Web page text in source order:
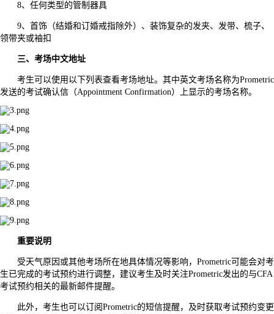
8、任何类型的管制器具
9、首饰（结婚和订婚戒指除外）、装饰复杂的发夹、发带、梳子、
领带夹或袖扣
三、考场中文地址
考生可以使用以下列表查看考场地址。其中英文考场名称为Prometric
发送的考试确认信（Appointment Confirmation）上显示的考场名称。
重要说明
受天气原因或其他考场所在地具体情况等影响，Prometric可能会对考
生已完成的考试预约进行调整，建议考生及时关注Prometric发出的与CFA
考试预约相关的最新邮件提醒。
此外，考生也可以订阅Prometric的短信提醒，及时获取考试预约变更